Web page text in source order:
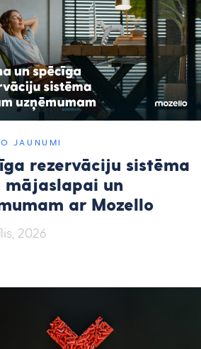
JAUNUMI
rezervāciju sistēma
un
ar Mozello
2026